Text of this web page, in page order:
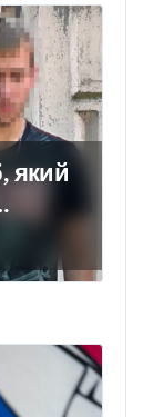
який